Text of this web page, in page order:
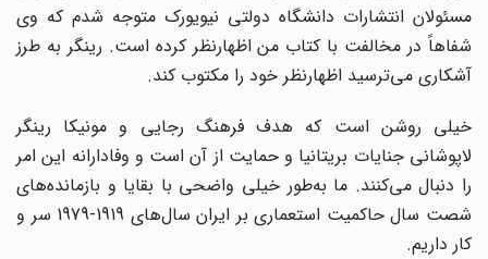
مسئولان انتشارات دانشگاه دولتی نیویورک متوجه شدم که وی
شفاهاً در مخالفت با کتاب من اظهارنظر کرده است. رینگر به طرز
آشکاری می‌ترسید اظهارنظر خود را مکتوب کند.
خیلی روشن است که هدف فرهنگ رجایی و مونیکا رینگر
لاپوشانی جنایات بریتانیا و حمایت از آن است و وفادارانه این امر
را دنبال می‌کنند. ما به‌طور خیلی واضحی با بقایا و بازمانده‌های
شصت سال حاکمیت استعماری بر ایران سال‌های 1919-1979 سر و
کار داریم.